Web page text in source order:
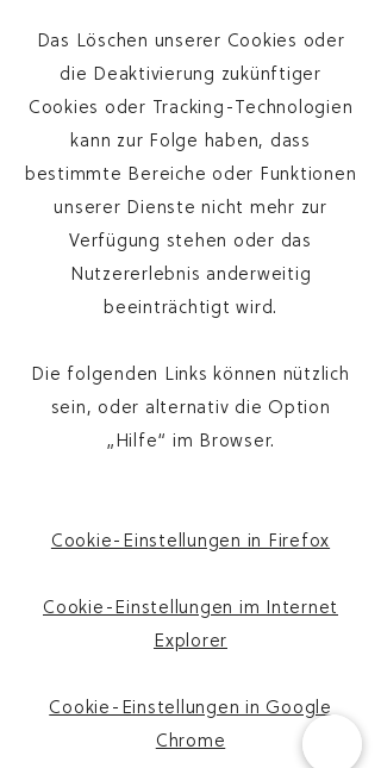
Das Löschen unserer Cookies oder
die Deaktivierung zukünftiger
Cookies oder Tracking-Technologien
kann zur Folge haben, dass
bestimmte Bereiche oder Funktionen
unserer Dienste nicht mehr zur
Verfügung stehen oder das
Nutzererlebnis anderweitig
beeinträchtigt wird.
Die folgenden Links können nützlich
sein, oder alternativ die Option
„Hilfe“ im Browser.
Cookie-Einstellungen in Firefox
Cookie-Einstellungen im Internet
Explorer
Cookie-Einstellungen in Google
Chrome